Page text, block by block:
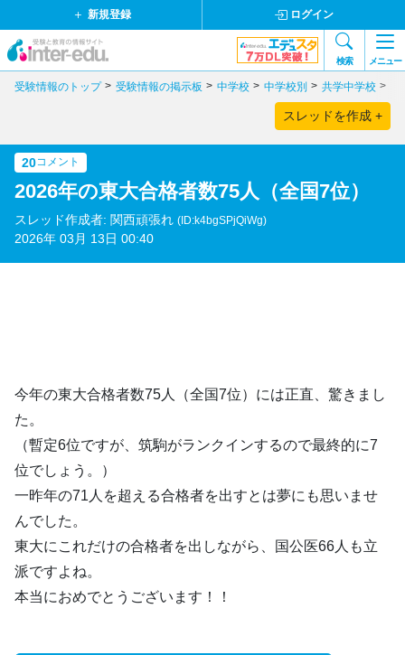
新規登録 ログイン
検索 メニュー
受験情報のトップ 受験情報の掲示板 中学校 中学校別 共学中学校
スレッドを作成 +
20コメント
2026年の東大合格者数75人（全国7位）
スレッド作成者: 関西頑張れ (ID:k4bgSPjQiWg)
2026年 03月 13日 00:40
今年の東大合格者数75人（全国7位）には正直、驚きまし
た。
（暫定6位ですが、筑駒がランクインするので最終的に7
位でしょう。）
一昨年の71人を超える合格者を出すとは夢にも思いませ
んでした。
東大にこれだけの合格者を出しながら、国公医66人も立
派ですよね。
本当におめでとうございます！！